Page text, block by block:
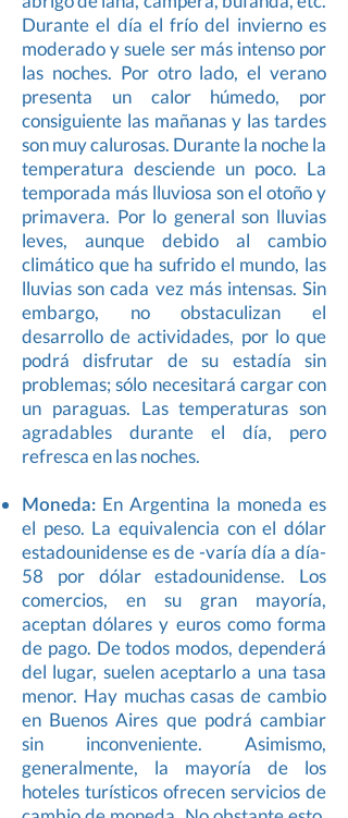
Durante el día el frío del invierno es
moderado y suele ser más intenso por
las noches. Por otro lado, el verano
presenta un calor húmedo, por
consiguiente las mañanas y las tardes
son muy calurosas. Durante la noche la
temperatura desciende un poco. La
temporada más lluviosa son el otoño y
primavera. Por lo general son lluvias
leves, aunque debido al cambio
climático que ha sufrido el mundo, las
lluvias son cada vez más intensas. Sin
embargo, no obstaculizan el
desarrollo de actividades, por lo que
podrá disfrutar de su estadía sin
problemas; sólo necesitará cargar con
un paraguas. Las temperaturas son
agradables durante el día, pero
refresca en las noches.​
Moneda: En Argentina la moneda es
el peso. La equivalencia con el dólar
estadounidense es de -varía día a día-
58 por dólar estadounidense. Los
comercios, en su gran mayoría,
aceptan dólares y euros como forma
de pago. De todos modos, dependerá
del lugar, suelen aceptarlo a una tasa
menor. Hay muchas casas de cambio
en Buenos Aires que podrá cambiar
sin inconveniente. Asimismo,
generalmente, la mayoría de los
hoteles turísticos ofrecen servicios de